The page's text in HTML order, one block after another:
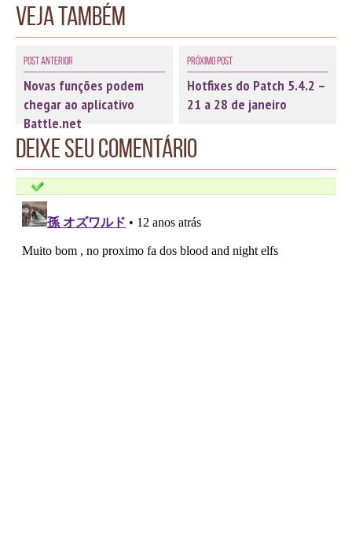
Veja também
Post Anterior
Novas funções podem
chegar ao aplicativo
Battle.net
Próximo Post
Hotfixes do Patch 5.4.2 –
21 a 28 de janeiro
Deixe seu comentário